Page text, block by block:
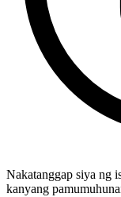
Nakatanggap siya ng
kanyang